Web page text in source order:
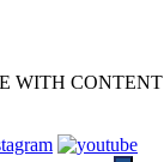
WITH CONTENT